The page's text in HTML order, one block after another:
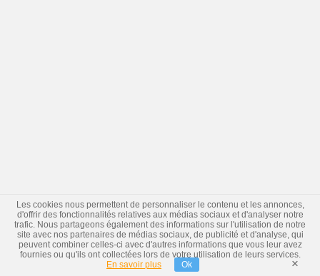
Les cookies nous permettent de personnaliser le contenu et les annonces,
d'offrir des fonctionnalités relatives aux médias sociaux et d'analyser notre
trafic. Nous partageons également des informations sur l'utilisation de notre
site avec nos partenaires de médias sociaux, de publicité et d'analyse, qui
peuvent combiner celles-ci avec d'autres informations que vous leur avez
fournies ou qu'ils ont collectées lors de votre utilisation de leurs services.
En savoir plus
Ok ×